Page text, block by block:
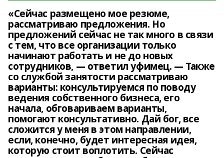
«Сейчас размещено мое резюме,
рассматриваю предложения. Но
предложений сейчас не так много в связи
с тем, что все организации только
начинают работать и не до новых
сотрудников, — ответил уфимец. — Также
со службой занятости рассматриваю
варианты: консультируемся по поводу
ведения собственного бизнеса, его
начала, обговариваем варианты,
помогают консультативно. Дай бог, все
сложится у меня в этом направлении,
если, конечно, будет интересная идея,
которую стоит воплотить. Сейчас